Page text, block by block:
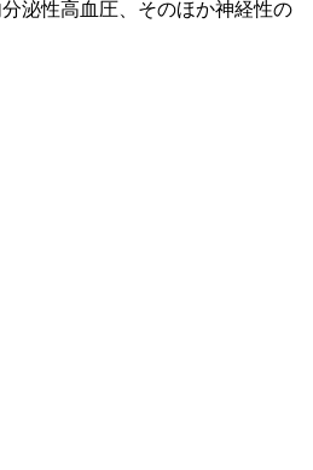
泌性高血圧、そのほか神経性の